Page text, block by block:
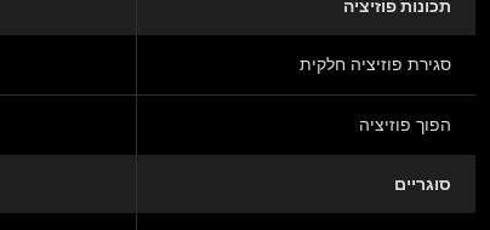
תכונות פוזיציה
סגירת פוזיציה חלקית
הפוך פוזיציה
סוגריים